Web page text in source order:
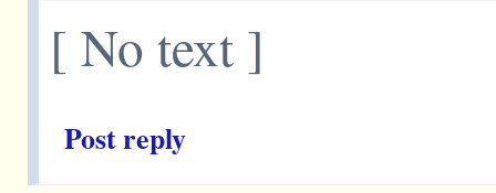
[ No text ]
Post reply